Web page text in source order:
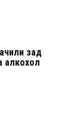
зад
алкохол